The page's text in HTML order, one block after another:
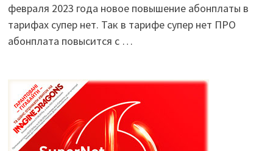
февраля 2023 года новое повышение абонплаты в
тарифах супер нет. Так в тарифе супер нет ПРО
абонплата повысится с …